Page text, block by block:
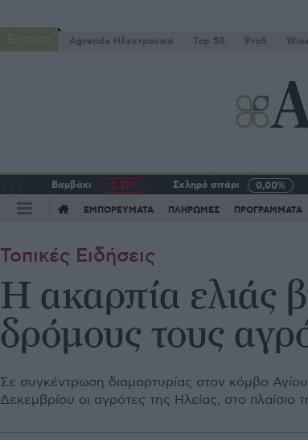
Έντυπα Agrenda Ηλεκτρονικά Top 50 Profi
Βαμβάκι -2,37% Σκληρό σιτάρι 0,00%
ΕΜΠΟΡΕΥΜΑΤΑ ΠΛΗΡΩΜΕΣ ΠΡΟΓΡΑΜΜΑΤΑ
Τοπικές Ειδήσεις
Η ακαρπία ελιάς
δρόμους τους
Σε συγκέντρωση διαμαρτυρίας στον κόμβο
Δεκεμβρίου οι αγρότες της Ηλείας, στο πλαίσιο